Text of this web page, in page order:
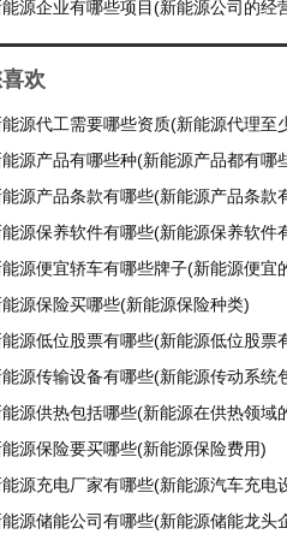
能源企业有哪些项目(新能源公司的经
欢
能源代工需要哪些资质(新能源代理至
能源产品有哪些种(新能源产品都有哪
能源产品条款有哪些(新能源产品条款
能源保养软件有哪些(新能源保养软件
能源便宜轿车有哪些牌子(新能源便宜
能源保险买哪些(新能源保险种类)
能源低位股票有哪些(新能源低位股票
能源传输设备有哪些(新能源传动系统
能源供热包括哪些(新能源在供热领域
能源保险要买哪些(新能源保险费用)
能源充电厂家有哪些(新能源汽车充电
能源储能公司有哪些(新能源储能龙头